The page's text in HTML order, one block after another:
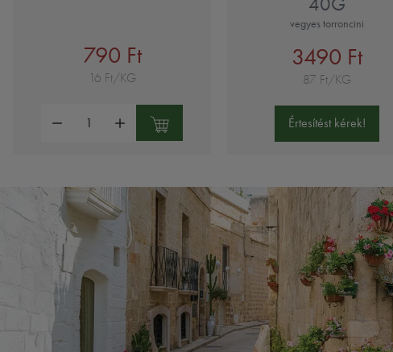
790 Ft
16 Ft/KG
vegyes torroncini
3490 Ft
87 Ft/KG
Értesítést kérek!